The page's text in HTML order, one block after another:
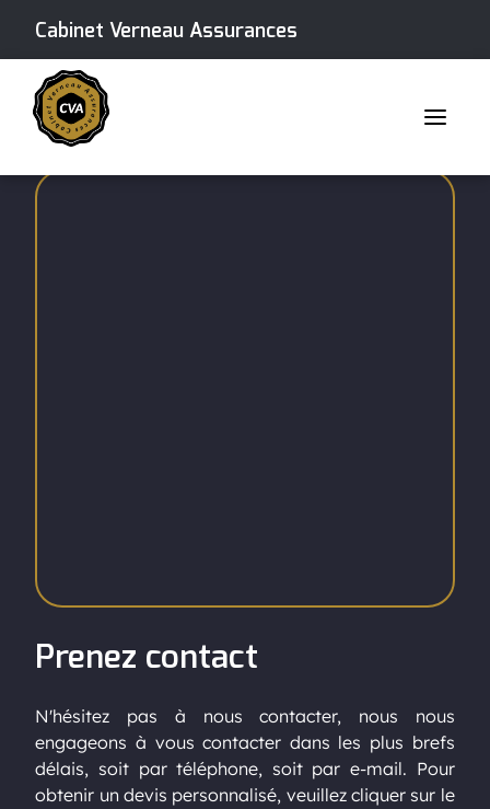
content
Cabinet Verneau Assurances
Prenez contact
N'hésitez pas à nous contacter, nous nous
engageons à vous contacter dans les plus brefs
délais, soit par téléphone, soit par e-mail. Pour
obtenir un devis personnalisé, veuillez cliquer sur le